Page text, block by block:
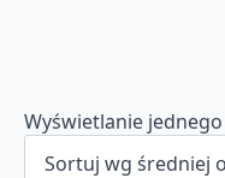
Wyświetlanie